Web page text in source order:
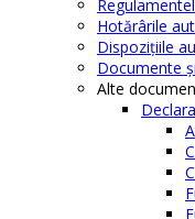
Hotărârile
Dispoziţiile
Documente
Alte